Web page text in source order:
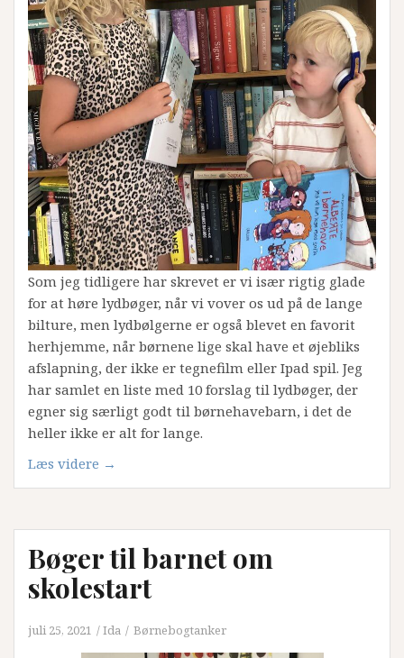
Som jeg tidligere har skrevet er vi især rigtig glade
for at høre lydbøger, når vi vover os ud på de lange
bilture, men lydbølgerne er også blevet en favorit
herhjemme, når børnene lige skal have et øjebliks
afslapning, der ikke er tegnefilm eller Ipad spil. Jeg
har samlet en liste med 10 forslag til lydbøger, der
egner sig særligt godt til børnehavebarn, i det de
heller ikke er alt for lange.
Læs videre “Gode
Lydbøger
Børnehavebarnet”
→
Bøger til barnet om
skolestart
juli 25, 2021 Ida Børnebogtanker